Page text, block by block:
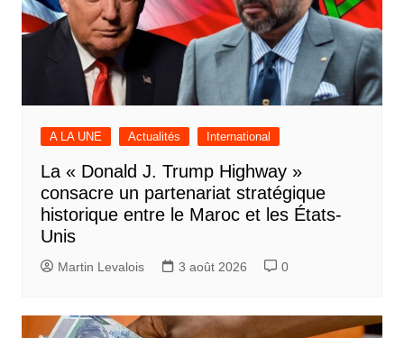
A LA UNE Actualités International
La « Donald J. Trump Highway »
consacre un partenariat stratégique
historique entre le Maroc et les États-
Unis
Martin Levalois 3 août 2026 0